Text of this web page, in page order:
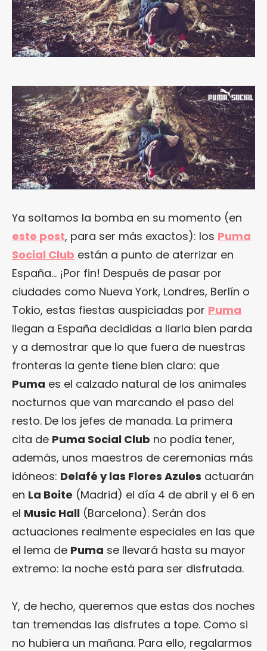
Ya soltamos la bomba en su momento (en
este post, para ser más exactos): los Puma
Social Club están a punto de aterrizar en
España… ¡Por fin! Después de pasar por
ciudades como Nueva York, Londres, Berlín o
Tokio, estas fiestas auspiciadas por Puma
llegan a España decididas a liarla bien parda
y a demostrar que lo que fuera de nuestras
fronteras la gente tiene bien claro: que
Puma es el calzado natural de los animales
nocturnos que van marcando el paso del
resto. De los jefes de manada. La primera
cita de Puma Social Club no podía tener,
además, unos maestros de ceremonias más
idóneos: Delafé y las Flores Azules actuarán
en La Boite (Madrid) el día 4 de abril y el 6 en
el Music Hall (Barcelona). Serán dos
actuaciones realmente especiales en las que
el lema de Puma se llevará hasta su mayor
extremo: la noche está para ser disfrutada.
Y, de hecho, queremos que estas dos noches
tan tremendas las disfrutes a tope. Como si
no hubiera un mañana. Para ello, regalarmos